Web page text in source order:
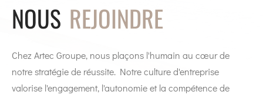
NOUS REJOINDRE
Chez Artec Groupe, nous plaçons l'humain au cœur de
notre stratégie de réussite. Notre culture d'entreprise
valorise l'engagement, l'autonomie et la compétence de